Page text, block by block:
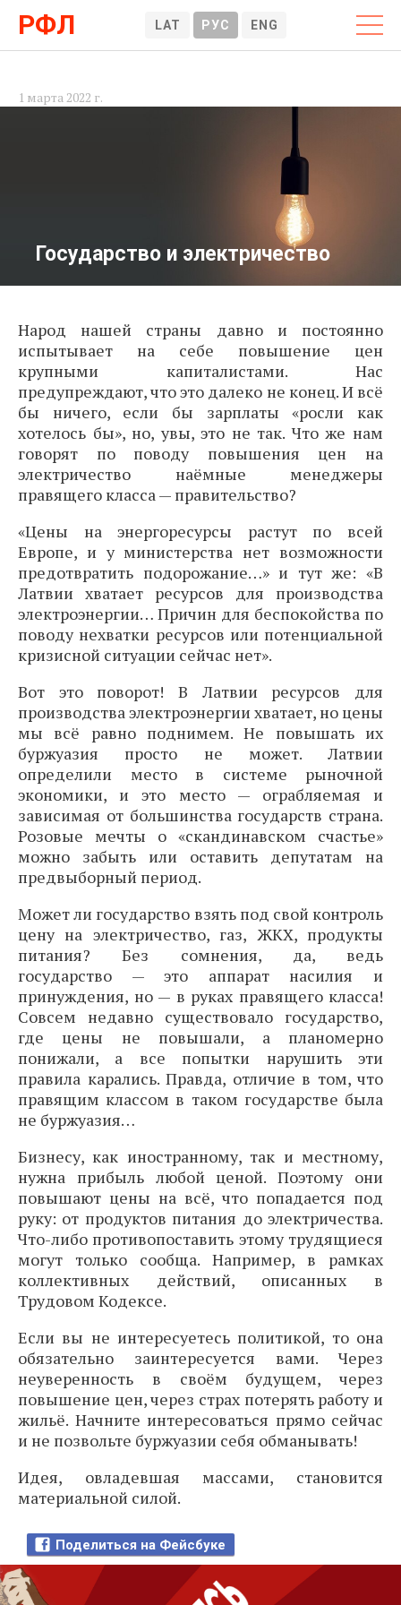
РФЛ LAT РУС ENG
1 марта 2022 г.
Государство и электричество
Народ нашей страны давно и постоянно
испытывает на себе повышение цен
крупными капиталистами. Нас
предупреждают, что это далеко не конец. И всё
бы ничего, если бы зарплаты «росли как
хотелось бы», но, увы, это не так. Что же нам
говорят по поводу повышения цен на
электричество наёмные менеджеры
правящего класса — правительство?
«Цены на энергоресурсы растут по всей
Европе, и у министерства нет возможности
предотвратить подорожание…» и тут же: «В
Латвии хватает ресурсов для производства
электроэнергии… Причин для беспокойства по
поводу нехватки ресурсов или потенциальной
кризисной ситуации сейчас нет».
Вот это поворот! В Латвии ресурсов для
производства электроэнергии хватает, но цены
мы всё равно поднимем. Не повышать их
буржуазия просто не может. Латвии
определили место в системе рыночной
экономики, и это место — ограбляемая и
зависимая от большинства государств страна.
Розовые мечты о «скандинавском счастье»
можно забыть или оставить депутатам на
предвыборный период.
Может ли государство взять под свой контроль
цену на электричество, газ, ЖКХ, продукты
питания? Без сомнения, да, ведь
государство — это аппарат насилия и
принуждения, но — в руках правящего класса!
Совсем недавно существовало государство,
где цены не повышали, а планомерно
понижали, а все попытки нарушить эти
правила карались. Правда, отличие в том, что
правящим классом в таком государстве была
не буржуазия…
Бизнесу, как иностранному, так и местному,
нужна прибыль любой ценой. Поэтому они
повышают цены на всё, что попадается под
руку: от продуктов питания до электричества.
Что-либо противопоставить этому трудящиеся
могут только сообща. Например, в рамках
коллективных действий, описанных в
Трудовом Кодексе.
Если вы не интересуетесь политикой, то она
обязательно заинтересуется вами. Через
неуверенность в своём будущем, через
повышение цен, через страх потерять работу и
жильё. Начните интересоваться прямо сейчас
и не позвольте буржуазии себя обманывать!
Идея, овладевшая массами, становится
материальной силой.
Поделиться на Фейсбуке